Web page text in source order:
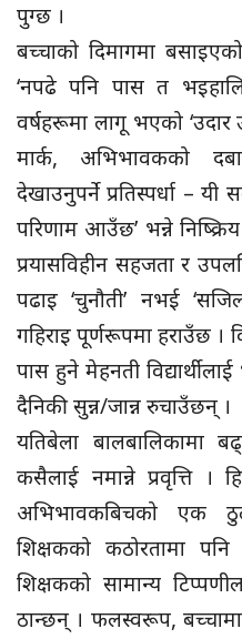
पुग्छ ।
बच्चाको दिमागमा
‘नपढे पनि पास त
वर्षहरूमा लागू भएको ‘उदार
मार्क, अभिभावकको
देखाउनुपर्ने प्रतिस्पर्धा – यी
परिणाम आउँछ’ भन्ने
प्रयासविहीन सहजता र
पढाइ ‘चुनौती’ नभई
गहिराइ पूर्णरूपमा हराउँछ
पास हुने मेहनती
दैनिकी सुन्न/जान्न रुचाउँछन् ।
यतिबेला बालबालिकामा
कसैलाई नमान्ने प्रवृत्ति
अभिभावकबिचको एक
शिक्षकको कठोरतामा
शिक्षकको सामान्य
ठान्छन् । फलस्वरूप,